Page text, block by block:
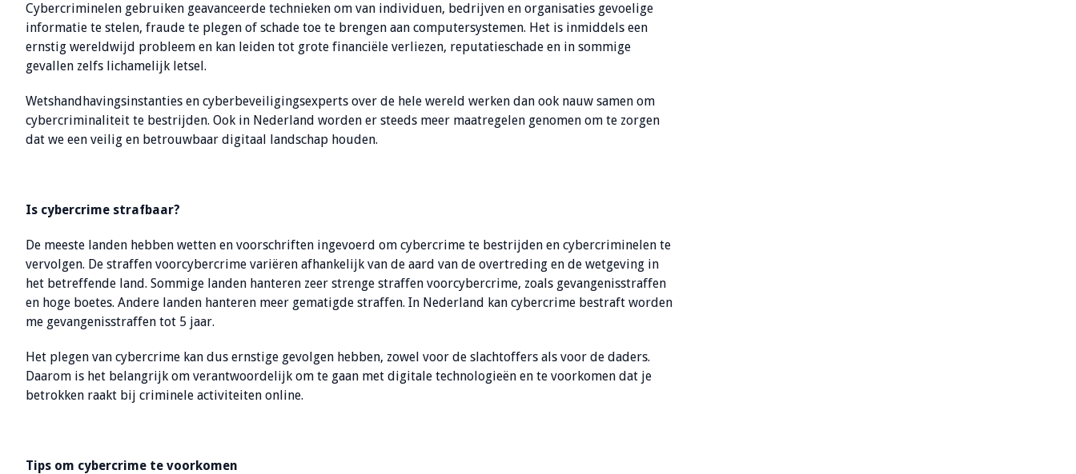
Cybercriminelen gebruiken geavanceerde technieken om van individuen, bedrijven en organisaties gevoelige
informatie te stelen, fraude te plegen of schade toe te brengen aan computersystemen. Het is inmiddels een
ernstig wereldwijd probleem en kan leiden tot grote financiële verliezen, reputatieschade en in sommige
gevallen zelfs lichamelijk letsel.
Wetshandhavingsinstanties en cyberbeveiligingsexperts over de hele wereld werken dan ook nauw samen om
cybercriminaliteit te bestrijden. Ook in Nederland worden er steeds meer maatregelen genomen om te zorgen
dat we een veilig en betrouwbaar digitaal landschap houden.
Is cybercrime strafbaar?
De meeste landen hebben wetten en voorschriften ingevoerd om cybercrime te bestrijden en cybercriminelen te
vervolgen. De straffen voorcybercrime variëren afhankelijk van de aard van de overtreding en de wetgeving in
het betreffende land. Sommige landen hanteren zeer strenge straffen voorcybercrime, zoals gevangenisstraffen
en hoge boetes. Andere landen hanteren meer gematigde straffen. In Nederland kan cybercrime bestraft worden
me gevangenisstraffen tot 5 jaar.
Het plegen van cybercrime kan dus ernstige gevolgen hebben, zowel voor de slachtoffers als voor de daders.
Daarom is het belangrijk om verantwoordelijk om te gaan met digitale technologieën en te voorkomen dat je
betrokken raakt bij criminele activiteiten online.
Tips om cybercrime te voorkomen